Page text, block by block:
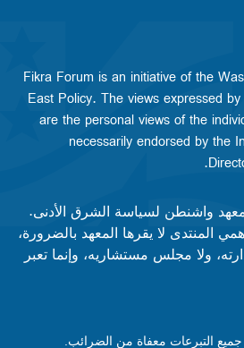
Fikra Forum is an initiative of the
East Policy. The views expressed
are the personal views of the
necessarily endorsed by the
واشنطن لسياسة الشرق الأدنى.
المنتدى لا يقرها المعهد بالضرورة،
ولا مجلس مستشاريه، وإنما تعبر